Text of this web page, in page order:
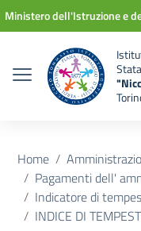
Vai ai contenuti
Vai al menu di navigazione
Vai al footer
Ministero dell'Istruzione e
Home
Pagamenti dell'
Indicatore di
INDICE DI